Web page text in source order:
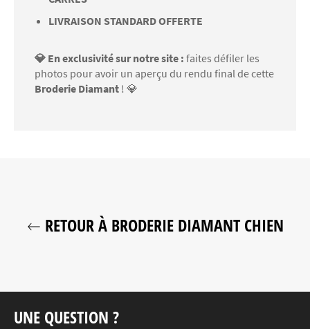
LIVRAISON STANDARD OFFERTE
💎 En exclusivité sur notre site : faites défiler les
photos pour avoir un aperçu du rendu final de cette
Broderie Diamant ! 💎
RETOUR À BRODERIE DIAMANT CHIEN
UNE QUESTION ?